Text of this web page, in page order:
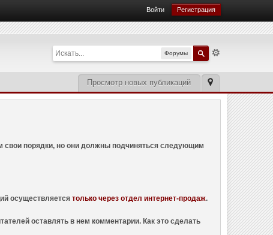
Войти Регистрация
Форумы
Просмотр новых публикаций
свои порядки, но они должны подчиняться следующим
осуществляетсятолько через отдел интернет-продаж.
оставлять в нем комментарии. Как это сделать